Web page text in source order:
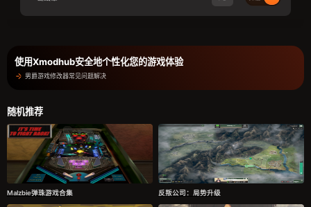
使用Xmodhub安全地个性化您的游戏体验
男爵游戏修改器常见问题解决
随机推荐
Malzbie弹珠游戏合集 反叛公司：局势升级